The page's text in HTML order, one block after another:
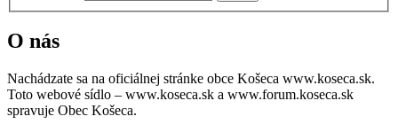
O nás
Nachádzate sa na oficiálnej stránke obce Košeca www.koseca.sk.
Toto webové sídlo – www.koseca.sk a www.forum.koseca.sk
spravuje Obec Košeca.